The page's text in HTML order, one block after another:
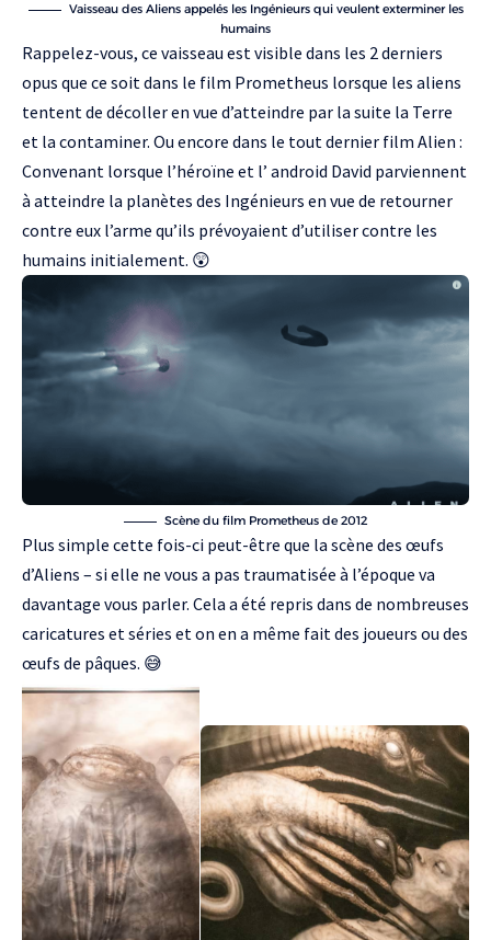
Vaisseau des Aliens appelés les Ingénieurs qui veulent exterminer les
humains
Rappelez-vous, ce vaisseau est visible dans les 2 derniers
opus que ce soit dans le film Prometheus lorsque les aliens
tentent de décoller en vue d’atteindre par la suite la Terre
et la contaminer. Ou encore dans le tout dernier film Alien :
Convenant lorsque l’héroïne et l’ android David parviennent
à atteindre la planètes des Ingénieurs en vue de retourner
contre eux l’arme qu’ils prévoyaient d’utiliser contre les
humains initialement. 😲
Scène du film Prometheus de 2012
Plus simple cette fois-ci peut-être que la scène des œufs
d’Aliens – si elle ne vous a pas traumatisée à l’époque va
davantage vous parler. Cela a été repris dans de nombreuses
caricatures et séries et on en a même fait des joueurs ou des
œufs de pâques. 😅